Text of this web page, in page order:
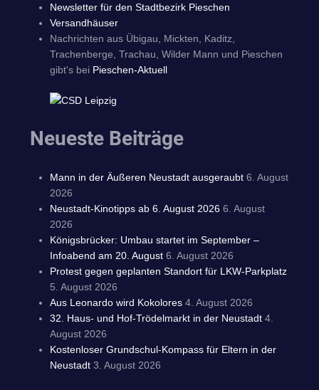
Newsletter für den Stadtbezirk Pieschen
Versandhäuser
Nachrichten aus Übigau, Mickten, Kaditz,
Trachenberge, Trachau, Wilder Mann und Pieschen
gibt's bei Pieschen-Aktuell
Neueste Beiträge
Mann in der Äußeren Neustadt ausgeraubt 6. August
2026
Neustadt-Kinotipps ab 6. August 2026 6. August
2026
Königsbrücker: Umbau startet im September –
Infoabend am 20. August 6. August 2026
Protest gegen geplanten Standort für LKW-Parkplatz
5. August 2026
Aus Leonardo wird Kokolores 4. August 2026
32. Haus- und Hof-Trödelmarkt in der Neustadt 4.
August 2026
Kostenloser Grundschul-Kompass für Eltern in der
Neustadt 3. August 2026